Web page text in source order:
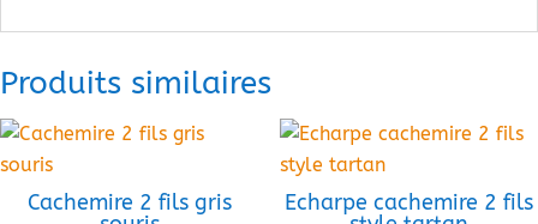
Produits similaires
Cachemire 2 fils gris
Echarpe cachemire 2 fils